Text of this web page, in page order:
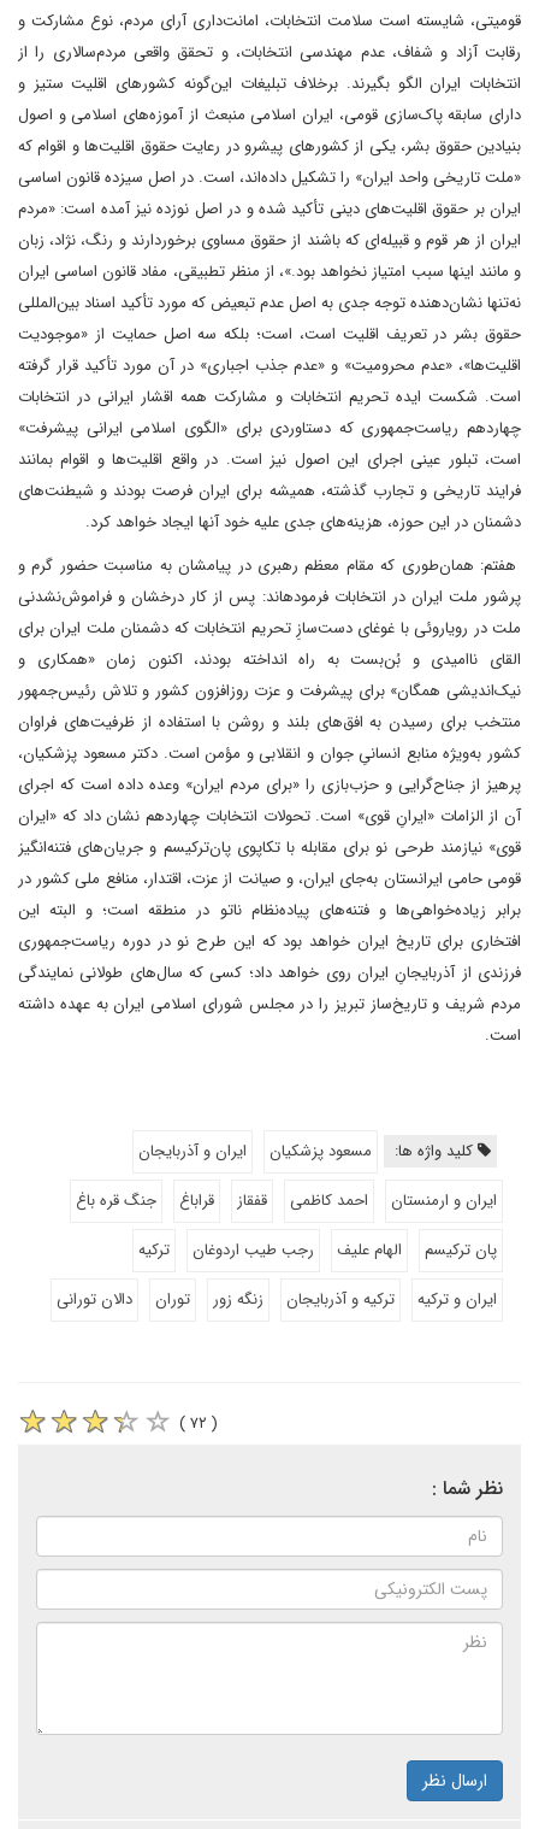
قومیتی، شایسته است سلامت انتخابات، امانت‌داری آرای مردم، نوع مشارکت و
رقابت آزاد و شفاف، عدم مهندسی انتخابات، و تحقق واقعی مردم‌سالاری را از
انتخابات ایران الگو بگیرند. برخلاف تبلیغات این‌گونه کشورهای اقلیت ستیز و
دارای سابقه پاک‌سازی قومی، ایران اسلامی منبعث از آموزه‌های اسلامی و اصول
بنیادین حقوق بشر، یکی از کشورهای پیشرو در رعایت حقوق اقلیت‌ها و اقوام که
«ملت تاریخی واحد ایران» را تشکیل داده‌اند، است. در اصل سیزده قانون اساسی
ایران بر حقوق اقلیت‌های دینی تأکید شده و در اصل نوزده نیز آمده است: «مردم
ایران از هر قوم و قبیله‌ای که باشند از حقوق مساوی برخوردارند و رنگ، نژاد، زبان
و مانند اینها سبب امتیاز نخواهد بود.»، از منظر تطبیقی، مفاد قانون اساسی ایران
نه‌تنها نشان‌دهنده توجه جدی به اصل عدم تبعیض که مورد تأکید اسناد بین‌المللی
حقوق بشر در تعریف اقلیت است، است؛ بلکه سه اصل حمایت از «موجودیت
اقلیت‌ها»، «عدم محرومیت» و «عدم جذب اجباری» در آن مورد تأکید قرار گرفته
است. شکست ایده تحریم انتخابات و مشارکت همه اقشار ایرانی در انتخابات
چهاردهم ریاست‌جمهوری که دستاوردی برای «الگوی اسلامی ایرانی پیشرفت»
است، تبلور عینی اجرای این اصول نیز است. در واقع اقلیت‌ها و اقوام بمانند
فرایند تاریخی و تجارب گذشته، همیشه برای ایران فرصت بودند و شیطنت‌های
دشمنان در این حوزه، هزینه‌های جدی علیه خود آنها ایجاد خواهد کرد.
هفتم: همان‌طوری که مقام معظم رهبری در پیامشان به مناسبت حضور گرم و
پرشور ملت ایران در انتخابات فرموده­اند: پس از کار درخشان و فراموش‌نشدنی
ملت در رویاروئی با غوغای دست‌سازِ تحریم انتخابات که دشمنان ملت ایران برای
القای ناامیدی و بُن‌بست به راه انداخته بودند، اکنون زمان «همکاری و
نیک‌اندیشی همگان» برای پیشرفت و عزت روزافزون کشور و تلاش رئیس‌جمهور
منتخب برای رسیدن به افق‌های بلند و روشن با استفاده از ظرفیت‌های فراوان
کشور به‌ویژه منابع انسانیِ جوان و انقلابی و مؤمن است. دکتر مسعود پزشکیان،
پرهیز از جناح‌گرایی و حزب‌بازی را «برای مردم ایران» وعده داده است که اجرای
آن از الزامات «ایرانِ قوی» است. تحولات انتخابات چهاردهم نشان داد که «ایران
قوی» نیازمند طرحی نو برای مقابله با تکاپوی پان‌ترکیسم و جریان‌های فتنه‌انگیز
قومی حامی ایرانستان به‌جای ایران، و صیانت از عزت، اقتدار، منافع ملی کشور در
برابر زیاده‌خواهی‌ها و فتنه‌های پیاده‌نظام ناتو در منطقه است؛ و البته این
افتخاری برای تاریخ ایران خواهد بود که این طرح نو در دوره ریاست‌جمهوری
فرزندی از آذربایجانِ ایران روی خواهد داد؛ کسی که سال‌های طولانی نمایندگی
مردم شریف و تاریخ‌ساز تبریز را در مجلس شورای اسلامی ایران به عهده داشته
است.
کلید واژه ها: مسعود پزشکیان
ایران و آذربایجان
ایران و ارمنستان
احمد کاظمی قفقاز قراباغ
جنگ قره باغ
پان ترکیسم
الهام علیف رجب طیب اردوغان
ترکیه
ایران و ترکیه
ترکیه و آذربایجان زنگه زور توران دالان تورانی
( ۷۲ )
نظر شما :
ارسال نظر